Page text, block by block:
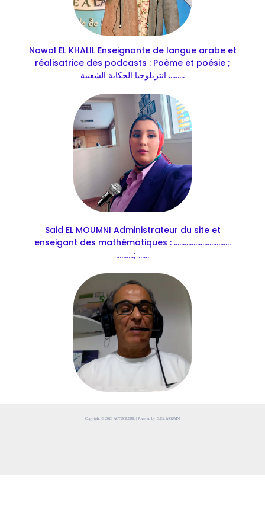
Nawal EL KHALIL Enseignante de langue arabe et
réalisatrice des podcasts : Poème et poésie ;
انتربلوجيا الحكاية الشعبية .........
Said EL MOUMNI Administrateur du site et
enseigant des mathématiques : ................................
..........; ......
Copyright © 2026 ACTUCEDRE | Powered by S.EL MOUMNI